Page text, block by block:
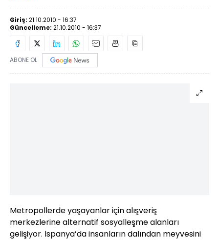
Giriş: 21.10.2010 - 16:37
Güncelleme: 21.10.2010 - 16:37
ABONE OL
Metropollerde yaşayanlar için alışveriş
merkezlerine alternatif sosyalleşme alanları
gelişiyor. İspanya’da insanların dalından meyvesini